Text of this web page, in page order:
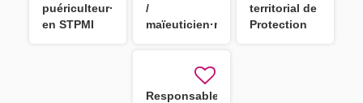
puériculteur·rice
en STPMI
/
maïeuticien·ne
territorial de
Protection
Responsable